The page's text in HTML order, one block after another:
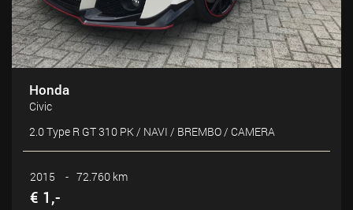
Honda
Civic
2.0 Type R GT 310 PK / NAVI / BREMBO / CAMERA
2015 - 72.760 km
€ 1,-